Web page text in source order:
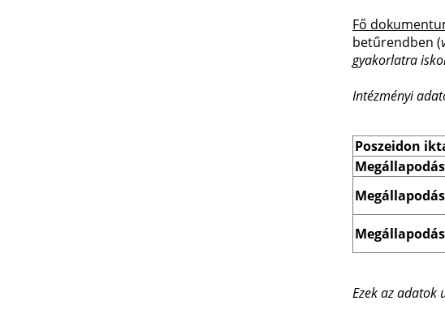
Fő
betűrendben (
gyakorlatra
Intézményi
Poszeidon
Ezek az adatok